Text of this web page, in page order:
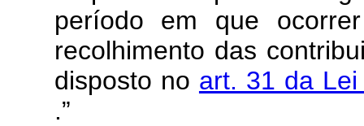
período em que
recolhimento das
disposto no art. 31 da
.”